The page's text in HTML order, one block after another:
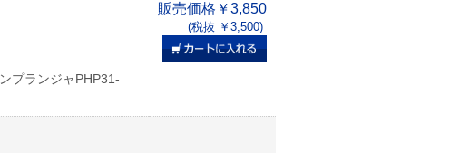
プランジャPHP31-
販売価格￥3,850
(税抜 ￥3,500)